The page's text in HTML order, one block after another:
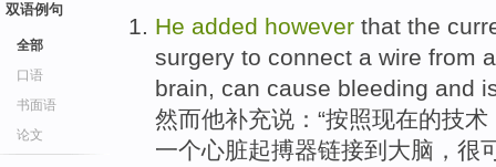
双语例句
全部
口语
书面语
论文
He added however that the
surgery to connect a wire from a
brain, can cause bleeding and
然而他补充说 ：“按照现在的技术
一个心脏起搏器链接到 大脑 ，很